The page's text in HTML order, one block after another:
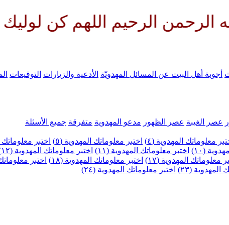
الرحيم اللهم كن لوليك
أجوبة أهل البيت عن المسائل المهدويّة الأدعية والزيارات التوقيعات
عصر الغيبة عصر الظهور مدعو المهدوية متفرقة جميع الأسئلة
معلوماتك المهدوية (٤) اختبر معلوماتك المهدوية (٥) اختبر معلوماتك
(١٠) اختبر معلوماتك المهدوية (١١) اختبر معلوماتك المهدوية (١٢)
معلوماتك المهدوية (١٧) اختبر معلوماتك المهدوية (١٨) اختبر
المهدوية (٢٣)
اختبر معلوماتك المهدوية (٢٤)